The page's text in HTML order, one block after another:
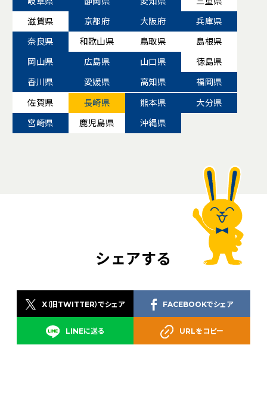
滋賀県
京都府 大阪府
兵庫県
奈良県
和歌山県 鳥取県
島根県
岡山県
広島県 山口県
徳島県
香川県
愛媛県 高知県
福岡県
佐賀県
長崎県 熊本県
大分県
宮崎県
鹿児島県 沖縄県
シェアする
X（旧TWITTER）でシェア
LINEに送る
FACEBOOKでシェア
URLをコピー